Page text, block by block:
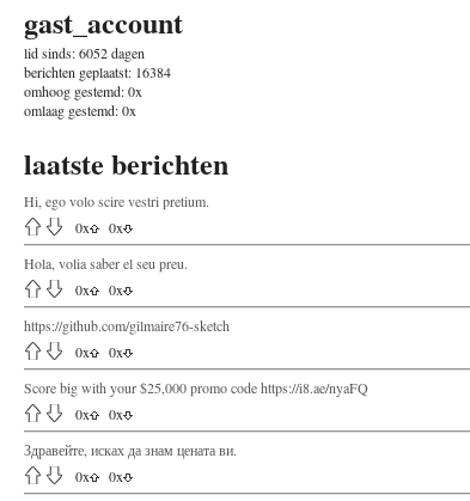
gast_account
lid sinds:6052 dagen
berichten geplaatst: 16384
omhoog gestemd:0x
omlaag gestemd:0x
laatste berichten
Hi, ego volo scire vestri pretium.
0x 0x
Hola, volia saber el seu preu.
0x 0x
https://github.com/gilmaire76-sketch
0x 0x
Score big with your $25,000 promo code https://i8.ae/nyaFQ
0x 0x
Здравейте, исках да знам цената ви.
0x 0x